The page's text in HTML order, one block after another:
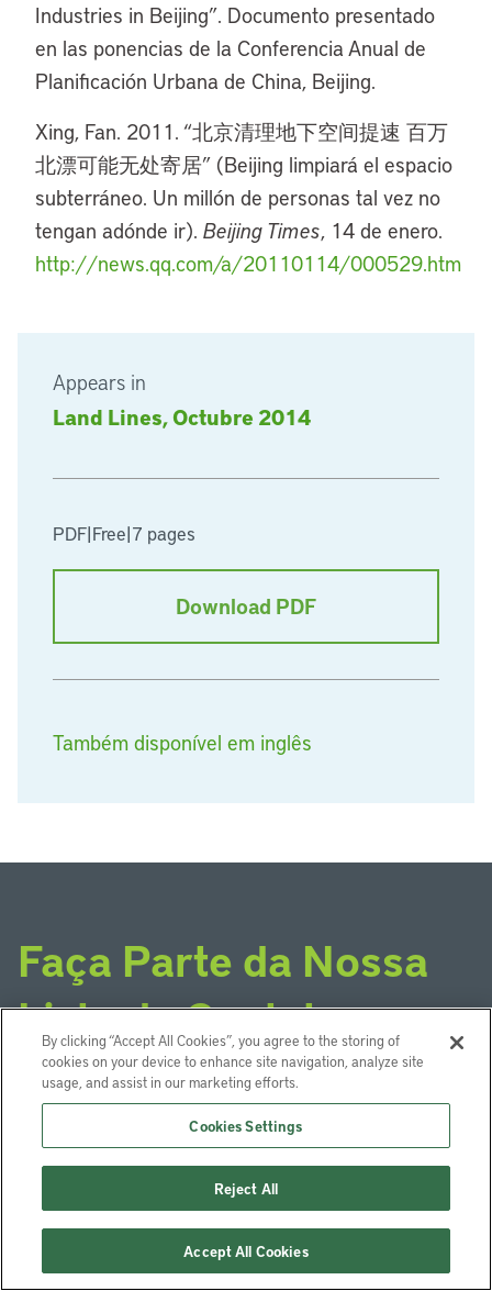
Appears in
Land Lines, Octubre 2014
PDF|Free|7 pages
Download PDF
Também disponível em inglês
Industries in Beijing”. Documento presentado
en las ponencias de la Conferencia Anual de
Planificación Urbana de China, Beijing.
Xing, Fan. 2011. “北京清理地下空间提速 百万
北漂可能无处寄居” (Beijing limpiará el espacio
subterráneo. Un millón de personas tal vez no
tengan adónde ir). Beijing Times, 14 de enero.
http://news.qq.com/a/20110114/000529.htm
Faça Parte da Nossa
Lista de Contatos
Inscreva-se para receber notificações cada vez que
uma edição em inglês da Land Lines for publicada
em nosso website, assim como outras atualizações
do Programa América Latina e Caribe
Inscreva-se
By clicking “Accept All Cookies”, you agree to the storing of
cookies on your device to enhance site navigation, analyze site
usage, and assist in our marketing efforts.
Cookies Settings
Reject All
Accept All Cookies